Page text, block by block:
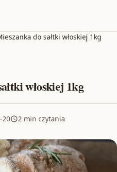
do sałtki włoskiej 1kg
włoskiej 1kg
20 2 min czytania